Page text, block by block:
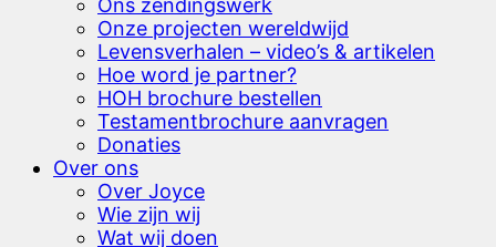
Ons zendingswerk
Onze projecten wereldwijd
Levensverhalen – video’s & artikelen
Hoe word je partner?
HOH brochure bestellen
Testamentbrochure aanvragen
Donaties
Over ons
Over Joyce
Wie zijn wij
Wat wij doen